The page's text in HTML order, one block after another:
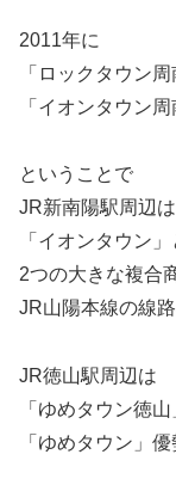
2011年に
「ロックタウン
「イオンタウン
ということで
JR新南陽駅周辺は
「イオンタウン
2つの大きな複合
JR山陽本線の線
JR徳山駅周辺は
「ゆめタウン徳
「ゆめタウン」優